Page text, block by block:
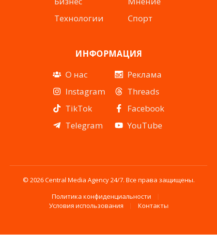
Технологии
Спорт
ИНФОРМАЦИЯ
О нас
Instagram
TikTok
Telegram
Реклама
Threads
Facebook
YouTube
© 2026 Central Media Agency 24/7. Все права защищены.
Политика конфиденциальности
Условия использования
Контакты